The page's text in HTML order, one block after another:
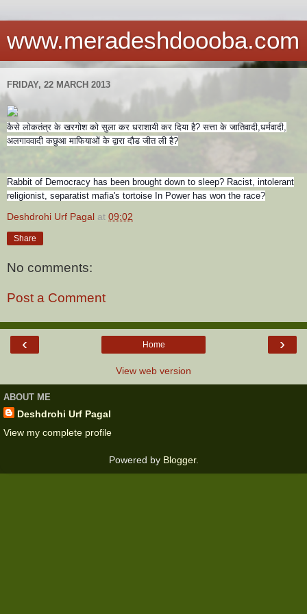
www.meradeshdoooba.com
FRIDAY, 22 MARCH 2013
कैसे लोकतंत्र के खरगोश को सुला कर धराशायी कर दिया है? सत्ता के जातिवादी,धर्मवादी,
अलगाववादी कछुआ माफियाओं के द्वारा दौड जीत ली है?
Rabbit of Democracy has been brought down to sleep? Racist, intolerant
religionist, separatist mafia's tortoise In Power has won the race?
Deshdrohi Urf Pagal at 09:02
Share
No comments:
Post a Comment
‹ ›
Home
View web version
ABOUT ME
Deshdrohi Urf Pagal
View my complete profile
Powered by Blogger.